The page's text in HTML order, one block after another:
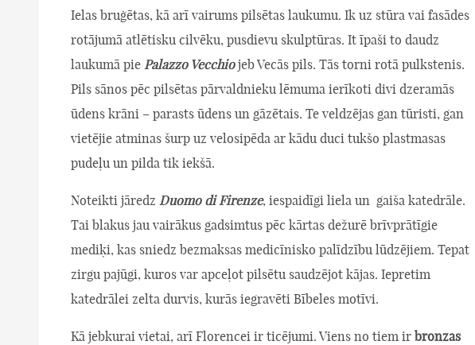
Ielas bruģētas, kā arī vairums pilsētas laukumu. Ik uz stūra vai fasādes
rotājumā atlētisku cilvēku, pusdievu skulptūras. It īpaši to daudz
laukumā pie Palazzo Vecchiojeb Vecās pils. Tās torni rotā pulkstenis.
Pils sānos pēc pilsētas pārvaldnieku lēmuma ierīkoti divi dzeramās
ūdens krāni – parasts ūdens un gāzētais. Te veldzējas gan tūristi, gan
vietējie atminas šurp uz velosipēda ar kādu duci tukšo plastmasas
pudeļu un pilda tik iekšā.
Noteikti jāredz Duomo di Firenze, iespaidīgi liela un gaiša katedrāle.
Tai blakus jau vairākus gadsimtus pēc kārtas dežurē brīvprātīgie
mediķi, kas sniedz bezmaksas medicīnisko palīdzību lūdzējiem. Tepat
zirgu pajūgi, kuros var apceļot pilsētu saudzējot kājas. Iepretim
katedrālei zelta durvis, kurās iegravēti Bībeles motīvi.
Kā jebkurai vietai, arī Florencei ir ticējumi. Viens no tiem ir bronzas